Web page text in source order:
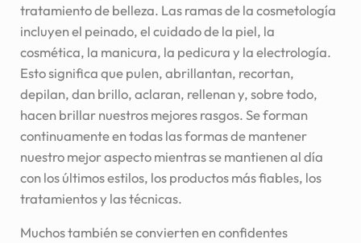
tratamiento de belleza. Las ramas de la cosmetología
incluyen el peinado, el cuidado de la piel, la
cosmética, la manicura, la pedicura y la electrología.
Esto significa que pulen, abrillantan, recortan,
depilan, dan brillo, aclaran, rellenan y, sobre todo,
hacen brillar nuestros mejores rasgos. Se forman
continuamente en todas las formas de mantener
nuestro mejor aspecto mientras se mantienen al día
con los últimos estilos, los productos más fiables, los
tratamientos y las técnicas.
Muchos también se convierten en confidentes